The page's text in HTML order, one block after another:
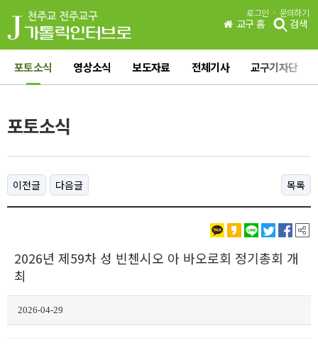
로그인 · 문의하기
교구 홈 검색
포토소식 영상소식 보도자료 전체기사 교구기자단
포토소식
이전글 다음글 목록
2026년 제59차 성 빈첸시오 아 바오로회 정기총회 개
최
2026-04-29